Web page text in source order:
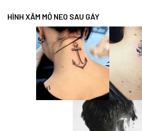
HÌNH XĂM MỎ NEO SAU GÁY